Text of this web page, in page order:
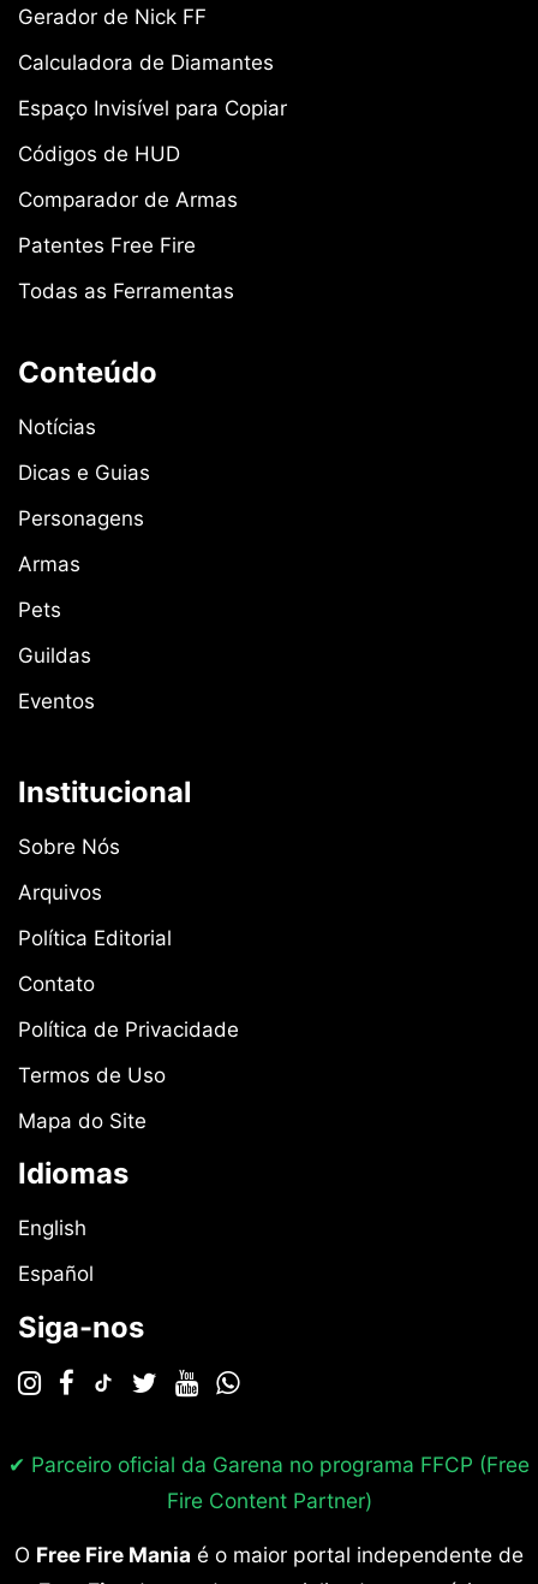
Gerador de Nick FF
Calculadora de Diamantes
Espaço Invisível para Copiar
Códigos de HUD
Comparador de Armas
Patentes Free Fire
Todas as Ferramentas
Conteúdo
Notícias
Dicas e Guias
Personagens
Armas
Pets
Guildas
Eventos
Institucional
Sobre Nós
Arquivos
Política Editorial
Contato
Política de Privacidade
Termos de Uso
Mapa do Site
Idiomas
English
Español
Siga-nos
✔ Parceiro oficial da Garena no programa FFCP (Free
Fire Content Partner)
O Free Fire Mania é o maior portal independente de